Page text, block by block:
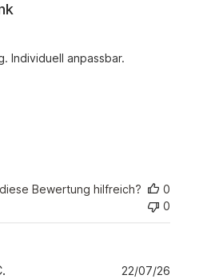
Individuell anpassbar.
content Super Preisleistung.
Bewertung hilfreich?
0
0
22/07/26